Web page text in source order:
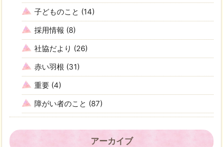
子どものこと (14)
採用情報 (8)
社協だより (26)
赤い羽根 (31)
重要 (4)
障がい者のこと (87)
アーカイブ